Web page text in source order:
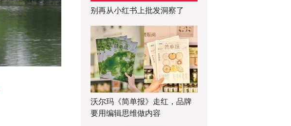
别再从小红书上批发洞察了
沃尔玛《简单报》走红，品牌
要用编辑思维做内容